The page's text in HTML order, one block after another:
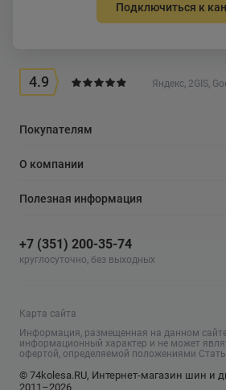
Подключиться к
4.9 Яндекс, 2GIS,
Покупателям
О компании
Полезная информация
+7 (351) 200-35-74
круглосуточно, без выходных
Карта сайта
Информация, размещенная на данном
информационный характер и не может
офертой, определяемой положениями
© 74kolesa.RU, Интернет-магазин шин и
2011–2026